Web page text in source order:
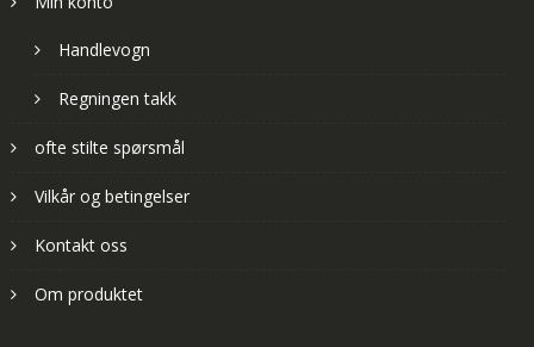
Handlevogn
Regningen takk
ofte stilte spørsmål
Vilkår og betingelser
Kontakt oss
Om produktet